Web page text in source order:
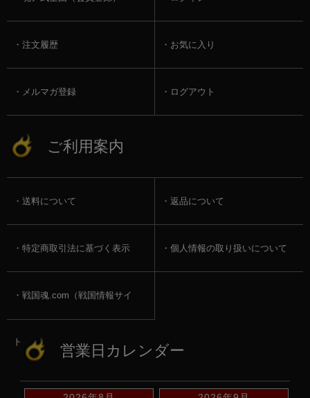
注文履歴 お気に入り
メルマガ登録 ログアウト
ご利用案内
送料について 返品について
特定商取引法に基づく表示 個人情報の取り扱いについて
戦国魂.com（戦国情報サイ
ト） 営業日カレンダー